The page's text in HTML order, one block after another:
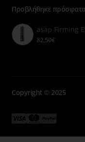
7
Προβλήθηκε
asap Firming
82,50€
Copyright © 2025
Μενού
ΜενούΜενού